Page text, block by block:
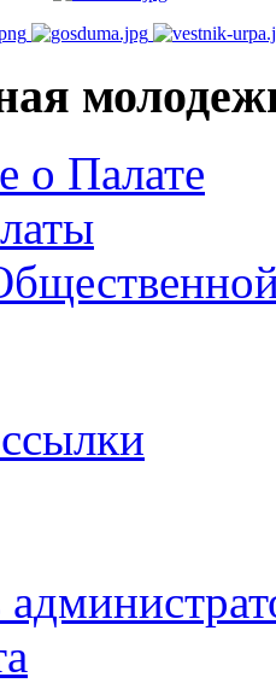
о Палате